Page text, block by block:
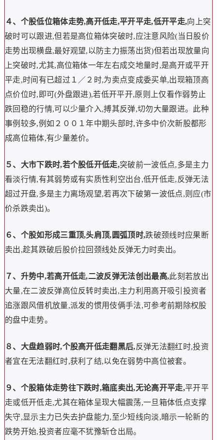
４、个股低位箱体走势,高开低走,平开平走,低开平走,向上突
破时可以跟进,但若是高位箱体突破时,应注意风险(当日股价
走势出现横盘,最好观望,以防主力振荡出货)但若出现放量向
上突破时,尤其,高位箱体一年左右成交地量时,是高开或平开
平走,时间有已超过１／２时,为卖点变成委买单,出现箱顶高
点价位时,即可(外盘跟进),若低开平开,原则上仅看作弱势止
跌回稳的行情,可以少量介入,搏其反弹,切勿大量跟进。此种
事例较多,例如２００１年中期头部时,许多中价次新股都形
成高位箱体,有少量差价。
５、大市下跌时,若个股低开低走,突破前一波低点,多是主力
看淡行情,有其弱势或有实质性利空出台,低开低走,反弹无法
超过开盘,多是主力离场观望,若再次下破第一波低点,则应(市
价杀跌卖出)。
６、个股如形成三重顶,头肩顶,圆弧顶时,跌破颈线时应果断
卖出,趁其跌破后股价拉回颈线处反弹无力时卖出。
７、升势中,若高开低走,二波反弹无法创出最高,此刻若放出
大量,在二波反弹高位反转时卖出,主力利用高开吸引投资者
追涨跟风借机放量,派发的惯用伎俩手法,可参考前期除权股
的盘中走势。
８、大盘趋弱时,个股高开低走翻黑后,反弹无法翻红时,投资
者宜在无法翻红时,获利了结,以免在弱势中高位被套。
９、个股箱体走势往下跌时,箱底卖出,无论高开平走,平开平
走或低开低走,尤其在箱体呈现大幅震荡,一旦箱体低点支撑
失守,显示主力已失去护盘能力,至少短线向淡,暗示一轮新的
跌势开始,投资者应毫不犹豫斩仓出局。